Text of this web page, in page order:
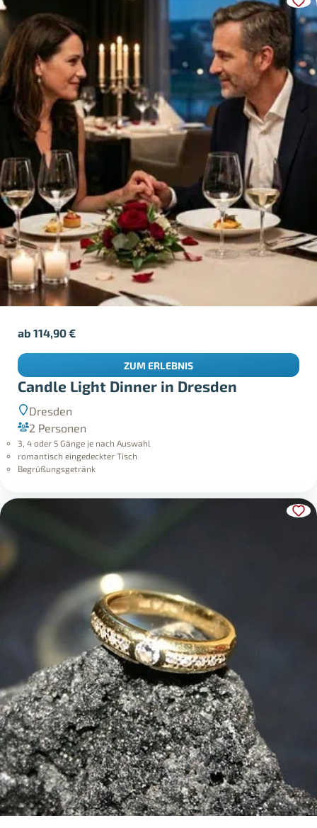
Candle Light Dinner in Dresden
Dresden
2 Personen
3, 4 oder 5 Gänge je nach Auswahl
romantisch eingedeckter Tisch
Begrüßungsgetränk
ab114,90€
ZUM ERLEBNIS